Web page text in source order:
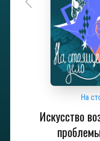
На
Искусство